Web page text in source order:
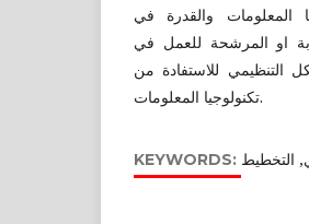
المعلومات والقدرة في
او المرشحة للعمل في
التنظيمي للاستفادة من
تكنولوجيا المعلومات.
KEYWORDS: